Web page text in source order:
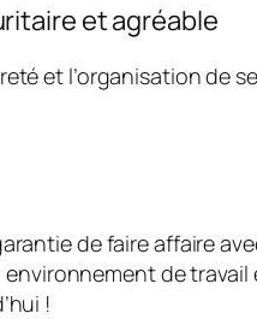
et agréable
et l’organisation
de faire affaire
de
!